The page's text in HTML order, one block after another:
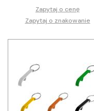
Zapytaj o cenę
Zapytaj o znakowanie